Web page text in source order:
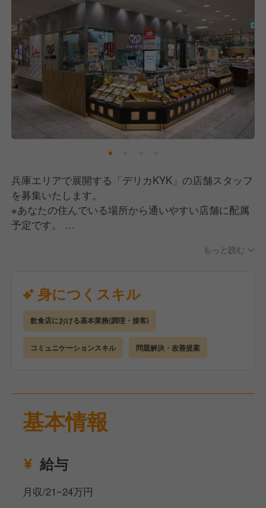
【労働環境について】
現在は月9日休みに改善し、年間休日も111日で、プ
ライベートとのバランスを大切にできる環境を整えて
います。
また、委員会活動を通じて従業員の声を大切にしてい
るので、比較的風通しのいい職場といえるでしょう。
そして、女性が働きやすい職場づくりにも積極的に取
り組んでおり、実際に採用者の半数以上が女性で、育
児休業後の復帰率も90%と高い実績があります。
【福利厚生について】
運営元は長い歴史を持つ老舗安定企業ですので、充実
した福利厚生を完備。
賞与は年2回、家族手当や子育て支援制度、退職金制
度（勤続3年以上）や財形貯蓄制度、確定給付年金制
度など長期的に安心して働ける制度を整えています。
兵庫エリアで展開する「デリカKYK」の店舗スタッフ
を募集いたします。
※あなたの住んでいる場所から通いやすい店舗に配属
予定です。
今回の募集背景は人手不足ではなく、今後の体制強化
飲食経験者優遇ではありますが、未経験の方も大歓迎
です！
【仕事内容】
まずはできるところからお任せしていきますが、全業
務において先輩スタッフがしっかりフォロー・サポー
ご注文受付、料理のお渡し、レジ・お会計など、お客
様との大切な接点となる業務をお願いします。
が、「心と味でおもてなし」の理念のもと、心を込め
もっと読む
身につくスキル
飲食店における基本業務(調理・接客)
コミュニケーションスキル 問題解決・改善提案
基本情報
給与
月収/21~24万円